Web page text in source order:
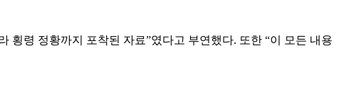
횡령 정황까지 포착된 자료”였다고 부연했다. 또한 “이 모든 내용